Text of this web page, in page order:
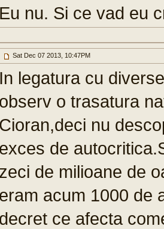
Eu nu. Si ce vad eu
Sat Dec 07 2013, 10:47PM
In legatura cu
observ o trasatura
Cioran,deci nu
exces de
zeci de milioane de
eram acum 1000 de
decret ce afecta